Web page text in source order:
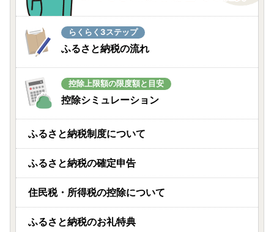
らくらく3ステップ
ふるさと納税の流れ
控除上限額の限度額と目安
控除シミュレーション
ふるさと納税制度について
ふるさと納税の確定申告
住民税・所得税の控除について
ふるさと納税のお礼特典